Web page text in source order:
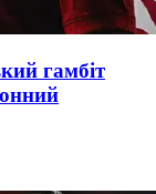
гамбіт